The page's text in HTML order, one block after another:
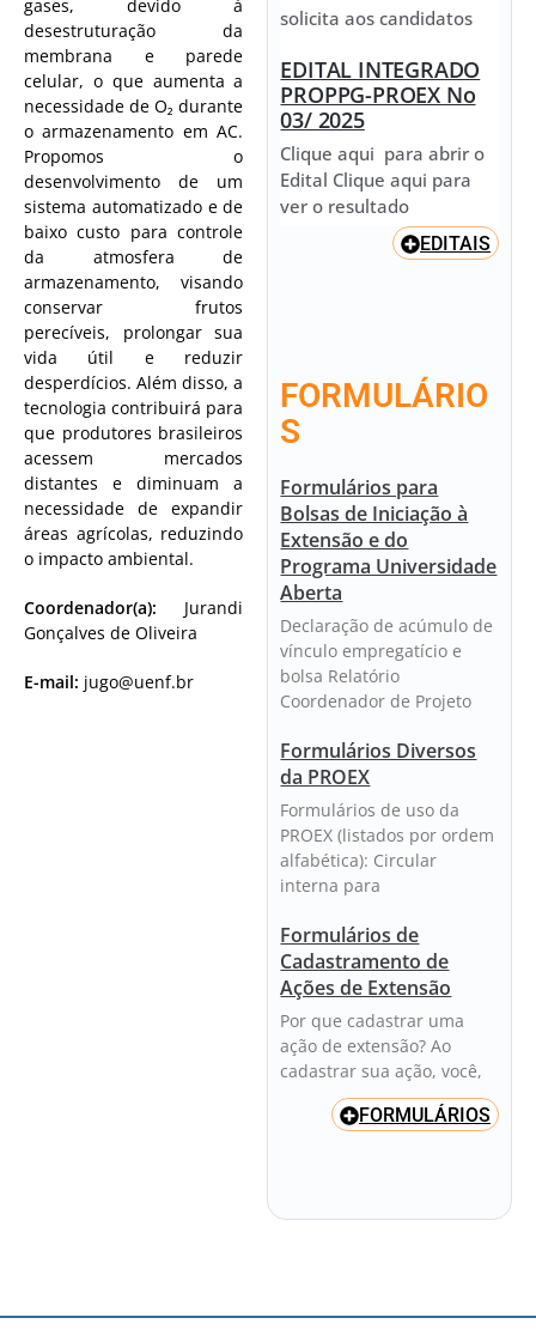
gases, devido à
desestruturação da
membrana e parede
celular, o que aumenta a
necessidade de O₂ durante
o armazenamento em AC.
Propomos o
desenvolvimento de um
sistema automatizado e de
baixo custo para controle
da atmosfera de
armazenamento, visando
conservar frutos
perecíveis, prolongar sua
vida útil e reduzir
desperdícios. Além disso, a
tecnologia contribuirá para
que produtores brasileiros
acessem mercados
distantes e diminuam a
necessidade de expandir
áreas agrícolas, reduzindo
o impacto ambiental.
Coordenador(a):
Jurandi
Gonçalves de Oliveira
E-mail: jugo@uenf.br
solicita aos candidatos
EDITAL INTEGRADO
PROPPG-PROEX No
03/ 2025
Clique aqui para abrir o
Edital Clique aqui para
ver o resultado
EDITAIS
FORMULÁRIO
S
Formulários para
Bolsas de Iniciação à
Extensão e do
Programa Universidade
Aberta
Declaração de acúmulo de
vínculo empregatício e
bolsa Relatório
Coordenador de Projeto
Formulários Diversos
da PROEX
Formulários de uso da
PROEX (listados por ordem
alfabética): Circular
interna para
Formulários de
Cadastramento de
Ações de Extensão
Por que cadastrar uma
ação de extensão? Ao
cadastrar sua ação, você,
FORMULÁRIOS